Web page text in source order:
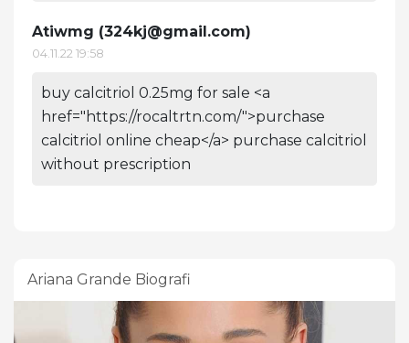
Atiwmg (324kj@gmail.com)
04.11.22 19:58
buy calcitriol 0.25mg for sale <a
href="https://rocaltrtn.com/">purchase
calcitriol online cheap</a> purchase calcitriol
without prescription
Ariana Grande Biografi